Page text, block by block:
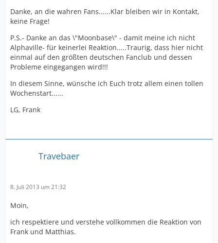
Danke, an die wahren Fans......Klar bleiben wir in Kontakt,
keine Frage!
P.S.- Danke an das \"Moonbase\" - damit meine ich nicht
Alphaville- für keinerlei Reaktion.....Traurig, dass hier nicht
einmal auf den größten deutschen Fanclub und dessen
Probleme eingegangen wird!!!
In diesem Sinne, wünsche ich Euch trotz allem einen tollen
Wochenstart......
LG, Frank
Travebaer
8. Juli 2013 um 21:32
Moin,
ich respektiere und verstehe vollkommen die Reaktion von
Frank und Matthias.